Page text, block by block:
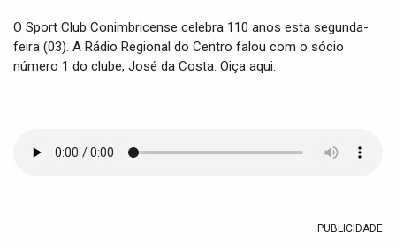
O Sport Club Conimbricense celebra 110 anos esta segunda-
feira (03). A Rádio Regional do Centro falou com o sócio
número 1 do clube, José da Costa. Oiça aqui.
PUBLICIDADE